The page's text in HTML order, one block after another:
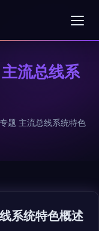
流总线系
题 主流总线系统特色
系统特色概述